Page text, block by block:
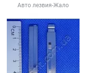
Авто лезвия-Жало